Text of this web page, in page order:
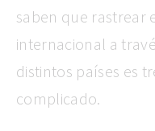
saben que rastrear
internacional a
distintos países es
complicado.